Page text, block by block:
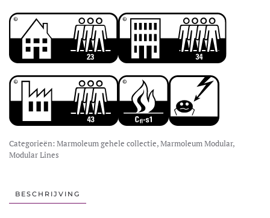
Categorieën: Marmoleum gehele collectie,Marmoleum Modular,
Modular Lines
BESCHRIJVING